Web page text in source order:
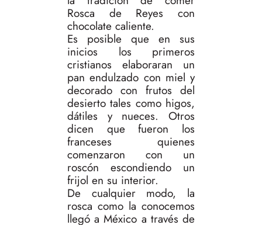
Rosca de Reyes con
chocolate caliente.
Es posible que en sus
inicios los primeros
cristianos elaboraran un
pan endulzado con miel y
decorado con frutos del
desierto tales como higos,
dátiles y nueces. Otros
dicen que fueron los
franceses quienes
comenzaron con un
roscón escondiendo un
frijol en su interior.
De cualquier modo, la
rosca como la conocemos
llegó a México a través de